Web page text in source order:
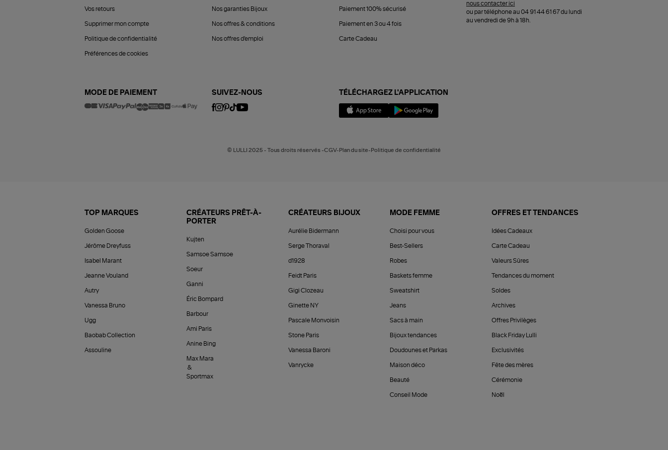
Vos retours
Supprimer mon compte
Politique de confidentialité
Préférences de cookies
Nos garanties Bijoux
Nos offres & conditions
Nos offres d'emploi
Paiement 100% sécurisé
Paiement en 3 ou 4 fois
Carte Cadeau
nous contacter ici
ou par téléphone au 04 91 44 61 67 du lundi
au vendredi de 9h à 18h.
MODE DE PAIEMENT SUIVEZ-NOUS TÉLÉCHARGEZ L'APPLICATION
© LULLI 2025 - Tous droits réservés -CGV-Plan du site-Politique de confidentialité
TOP MARQUES
Golden Goose
Jérôme Dreyfuss
Isabel Marant
Jeanne Vouland
Autry
Vanessa Bruno
Ugg
Baobab Collection
Assouline
CRÉATEURS PRÊT-À-
PORTER
Kujten
Samsoe Samsoe
Soeur
Ganni
Éric Bompard
Barbour
Ami Paris
Anine Bing
Max Mara
&
Sportmax
CRÉATEURS BIJOUX
Aurélie Bidermann
Serge Thoraval
d1928
Feidt Paris
Gigi Clozeau
Ginette NY
Pascale Monvoisin
Stone Paris
Vanessa Baroni
Vanrycke
MODE FEMME
Choisi pour vous
Best-Sellers
Robes
Baskets femme
Sweatshirt
Jeans
Sacs à main
Bijoux tendances
Doudounes et Parkas
Maison déco
Beauté
Conseil Mode
OFFRES ET TENDANCES
Idées Cadeaux
Carte Cadeau
Valeurs Sûres
Tendances du moment
Soldes
Archives
Offres Privilèges
Black Friday Lulli
Exclusivités
Fête des mères
Cérémonie
Noël